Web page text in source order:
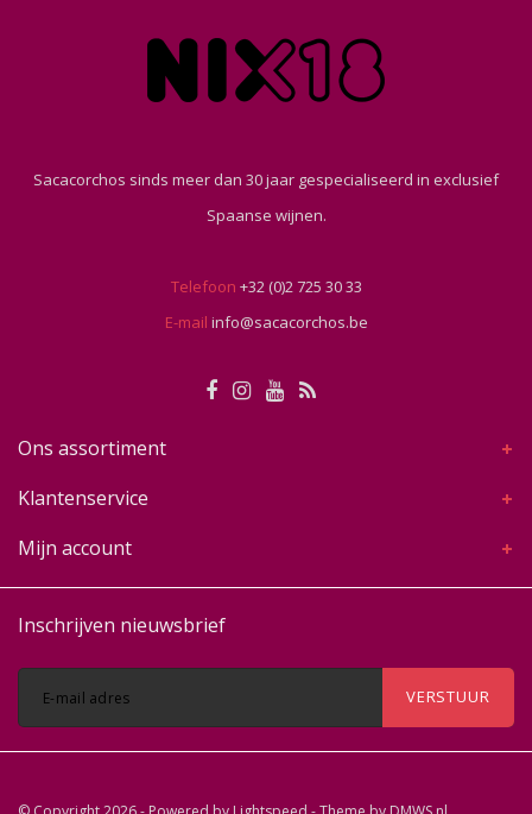
Sacacorchos sinds meer dan 30 jaar gespecialiseerd in exclusief
Spaanse wijnen.
Telefoon +32 (0)2 725 30 33
E-mail info@sacacorchos.be
Ons assortiment
Klantenservice
Mijn account
Inschrijven nieuwsbrief
VERSTUUR